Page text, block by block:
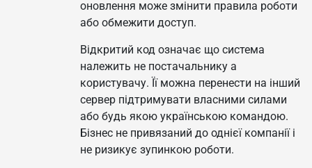
оновлення може змінити правила роботи
або обмежити доступ.
Відкритий код означає що система
належить не постачальнику а
користувачу. Її можна перенести на інший
сервер підтримувати власними силами
або будь якою українською командою.
Бізнес не привязаний до однієї компанії і
не ризикує зупинкою роботи.